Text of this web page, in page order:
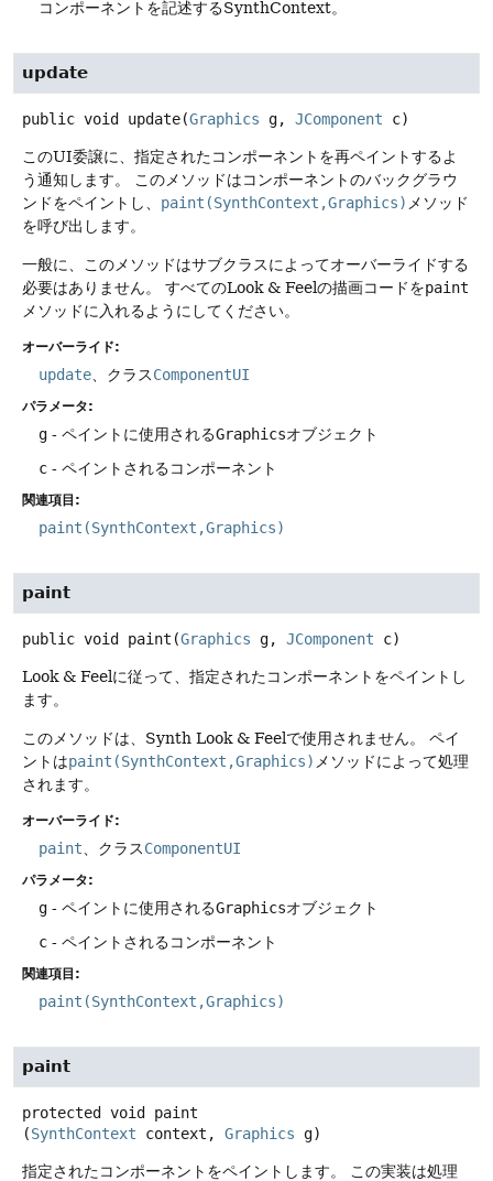
コンポーネントを記述するSynthContext。
update
public void update(Graphics g, JComponent c)
このUI委譲に、指定されたコンポーネントを再ペイントするよ
う通知します。
このメソッドはコンポーネントのバックグラウ
ンドをペイントし、 paint(SynthContext,Graphics) メソッド
を呼び出します。
一般に、このメソッドはサブクラスによってオーバーライドする
必要はありません。
すべてのLook & Feelの描画コードをpaint
メソッドに入れるようにしてください。
オーバーライド:
update、クラスComponentUI
パラメータ:
g - ペイントに使用されるGraphicsオブジェクト
c - ペイントされるコンポーネント
関連項目:
paint(SynthContext,Graphics)
paint
public void paint (Graphics g, JComponent c)
Look & Feelに従って、指定されたコンポーネントをペイントし
ます。
このメソッドは、Synth Look & Feelで使用されません。
ペイ
ントはpaint(SynthContext,Graphics) メソッドによって処理
されます。
オーバーライド:
paint、クラスComponentUI
パラメータ:
g - ペイントに使用されるGraphicsオブジェクト
c - ペイントされるコンポーネント
関連項目:
paint(SynthContext,Graphics)
paint
protected void paint
(SynthContext context, Graphics g)
指定されたコンポーネントをペイントします。
この実装は処理